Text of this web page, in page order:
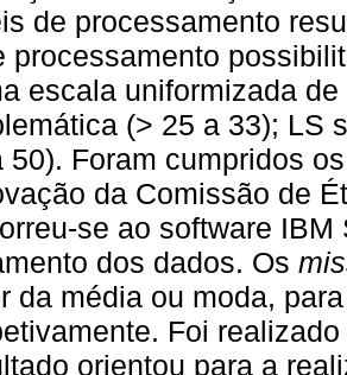
de processamento
processamento
escala uniformizada
(> 25 a 33); LS
50). Foram cumpridos
da Comissão de
se ao software
dos dados. Os
da média ou moda,
Foi
orientou para a